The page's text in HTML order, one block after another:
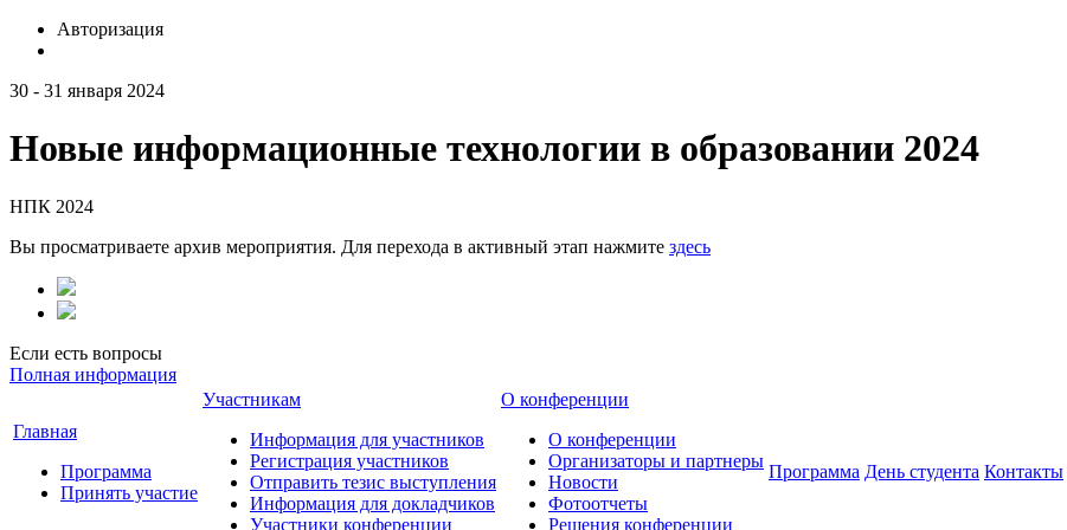
Авторизация
30 - 31 января 2024
Новые информационные технологии в образовании 2024
НПК 2024
Вы просматриваете архив мероприятия. Для перехода в активный этап нажмите здесь
Если есть вопросы
Полная информация
Главная
Программа
Принять участие
Участникам
Информация для участников
Регистрация участников
Отправить тезис выступления
Информация для докладчиков
Участники конференции
О конференции
О конференции
Организаторы и партнеры
Новости
Фотоотчеты
Решения конференции
Программа День студента Контакты